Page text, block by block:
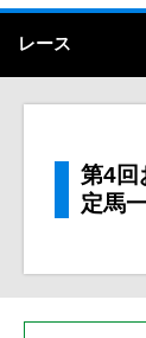
レース
第4回
定馬